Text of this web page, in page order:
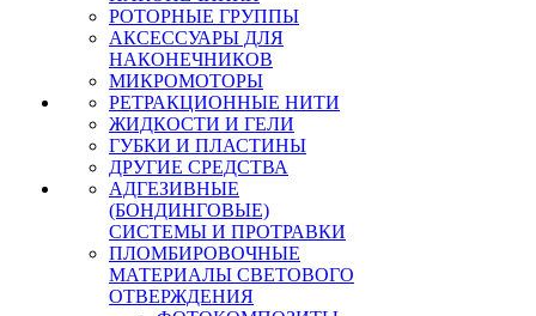
РОТОРНЫЕ ГРУППЫ
АКСЕССУАРЫ ДЛЯ
НАКОНЕЧНИКОВ
МИКРОМОТОРЫ
РЕТРАКЦИОННЫЕ НИТИ
ЖИДКОСТИ И ГЕЛИ
ГУБКИ И ПЛАСТИНЫ
ДРУГИЕ СРЕДСТВА
АДГЕЗИВНЫЕ
(БОНДИНГОВЫЕ)
СИСТЕМЫ И ПРОТРАВКИ
ПЛОМБИРОВОЧНЫЕ
МАТЕРИАЛЫ СВЕТОВОГО
ОТВЕРЖДЕНИЯ